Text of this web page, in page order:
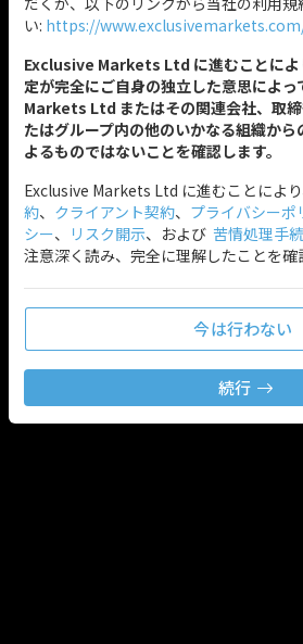
い: https://
Exclusive Markets Ltd に進むことによ
定が完全にご自身の独立した意思によ
Markets Ltd またはその関連会社、取
たはグループ内の他のいかなる組織か
よるものではないことを確認します。
Exclusive Markets Ltd に進むことにより
約、 クライアント契約、 プライバシーポ
シー、 リスク開示、および 苦情処理手
注意深く読み、完全に理解したことを確
今は行わない
続行